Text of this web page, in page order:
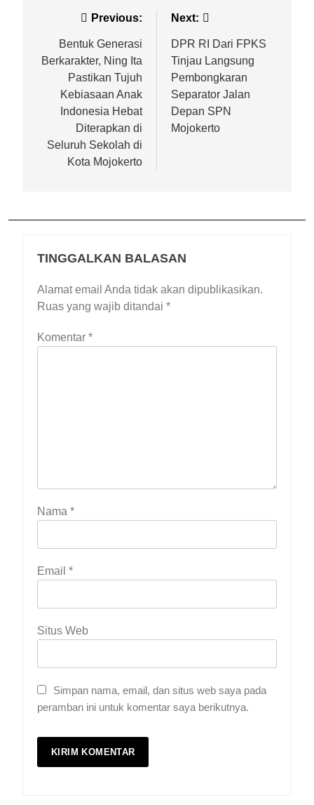
Previous:
Bentuk Generasi
Berkarakter, Ning Ita
Pastikan Tujuh
Kebiasaan Anak
Indonesia Hebat
Diterapkan di
Seluruh Sekolah di
Kota Mojokerto
Next:
DPR RI Dari FPKS
Tinjau Langsung
Pembongkaran
Separator Jalan
Depan SPN
Mojokerto
TINGGALKAN BALASAN
Alamat email Anda tidak akan dipublikasikan.
Ruas yang wajib ditandai *
Komentar *
Nama *
Email *
Situs Web
Simpan nama, email, dan situs web saya pada
peramban ini untuk komentar saya berikutnya.